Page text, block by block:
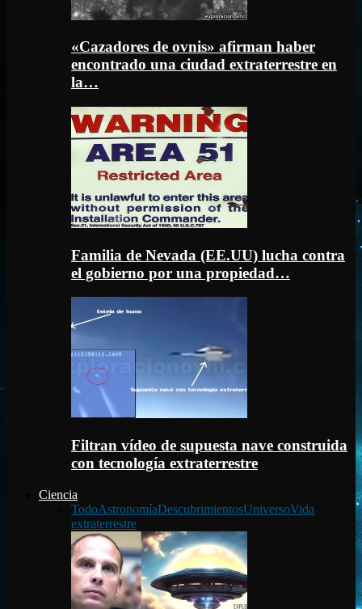
«Cazadores de ovnis» afirman haber
encontrado una ciudad extraterrestre en
la…
Familia de Nevada (EE.UU) lucha contra
el gobierno por una propiedad…
Filtran vídeo de supuesta nave construida
con tecnología extraterrestre
Ciencia
TodoAstronomíaDescubrimientosUniversoVida
extraterrestre